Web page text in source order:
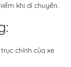
khi di chuyển.
chính của xe